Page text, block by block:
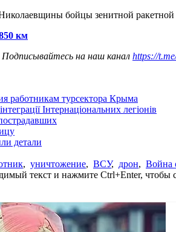
бойцы зенитной
км
Подписывайтесь на наш канал https://
работникам турсектора Крыма
Інтернаціональних легіонів
детали
, уничтожение, ВСУ, дрон, Война
текст и нажмите Ctrl+Enter, чтобы